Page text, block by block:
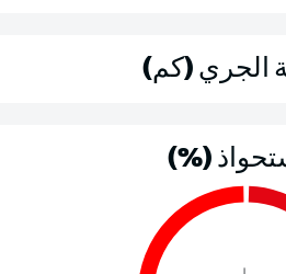
الجري (كم)
(%)